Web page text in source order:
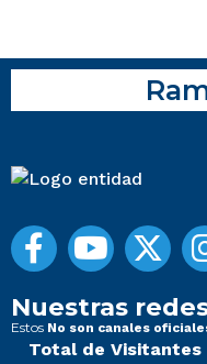
Nuestras
Estos No son canales
Total de Visitantes